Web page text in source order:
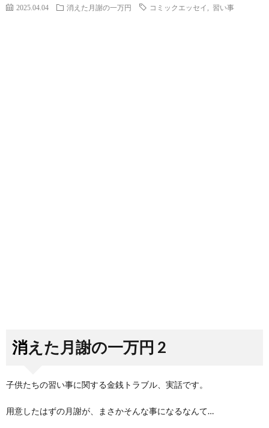
2025.04.04 消えた月謝の一万円 コミックエッセイ 習い事
消えた月謝の一万円 2
子供たちの習い事に関する金銭トラブル、実話です。
用意したはずの月謝が、まさかそんな事になるなんて…